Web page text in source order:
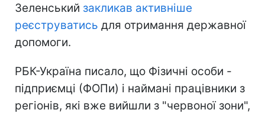
Зеленський закликав активніше
реєструватись для отримання державної
допомоги.
РБК-Україна писало, що Фізичні особи -
підприємці (ФОПи) і наймані працівники з
регіонів, які вже вийшли з "червоної зони",